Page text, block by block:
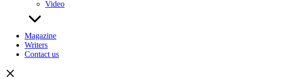
Video
Magazine
Writers
Contact us